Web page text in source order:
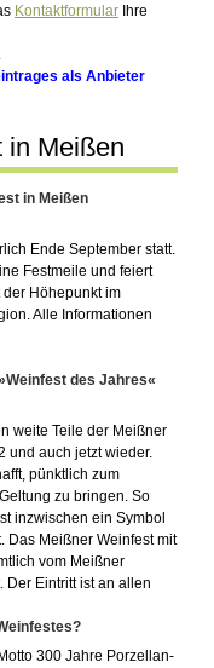
Kontaktformular Ihre
als Anbieter
in Meißen
in Meißen
Ende September statt.
Festmeile und feiert
Höhepunkt im
Alle Informationen
des Jahres«
weite Teile der Meißner
und auch jetzt wieder.
pünktlich zum
zu bringen. So
inzwischen ein Symbol
Das Meißner Weinfest mit
vom Meißner
Eintritt ist an allen
300 Jahre Porzellan-